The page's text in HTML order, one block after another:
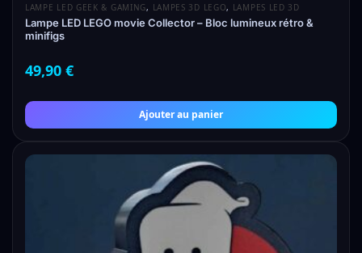
LAMPE LED GEEK & GAMING, LAMPES 3D LEGO, LAMPES LED 3D
Lampe LED LEGO movie Collector – Bloc lumineux rétro &
minifigs
49,90 €
Ajouter au panier